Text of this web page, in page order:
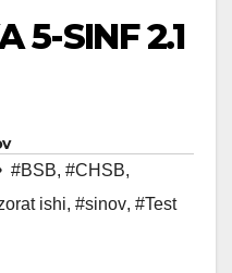
5-SINF 2.1
#BSB, #CHSB,
ishi, #sinov, #Test